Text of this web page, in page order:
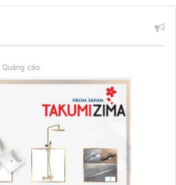
Quảng cáo